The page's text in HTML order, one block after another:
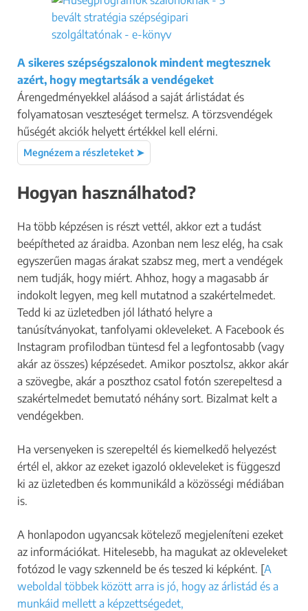
A sikeres szépségszalonok mindent megtesznek
azért, hogy megtartsák a vendégeket
Árengedményekkel aláásod a saját árlistádat és
folyamatosan veszteséget termelsz. A törzsvendégek
hűségét akciók helyett értékkel kell elérni.
Megnézem a részleteket ➤
Hogyan használhatod?
Ha több képzésen is részt vettél, akkor ezt a tudást
beépítheted az áraidba. Azonban nem lesz elég, ha csak
egyszerűen magas árakat szabsz meg, mert a vendégek
nem tudják, hogy miért. Ahhoz, hogy a magasabb ár
indokolt legyen, meg kell mutatnod a szakértelmedet.
Tedd ki az üzletedben jól látható helyre a
tanúsítványokat, tanfolyami okleveleket. A Facebook és
Instagram profilodban tüntesd fel a legfontosabb (vagy
akár az összes) képzésedet. Amikor posztolsz, akkor akár
a szövegbe, akár a poszthoz csatol fotón szerepeltesd a
szakértelmedet bemutató néhány sort. Bizalmat kelt a
vendégekben.
Ha versenyeken is szerepeltél és kiemelkedő helyezést
értél el, akkor az ezeket igazoló okleveleket is függeszd
ki az üzletedben és kommunikáld a közösségi médiában
is.
A honlapodon ugyancsak kötelező megjeleníteni ezeket
az információkat. Hitelesebb, ha magukat az okleveleket
fotózod le vagy szkenneld be és teszed ki képként. [A
weboldal többek között arra is jó, hogy az árlistád és a
munkáid mellett a képzettségedet,